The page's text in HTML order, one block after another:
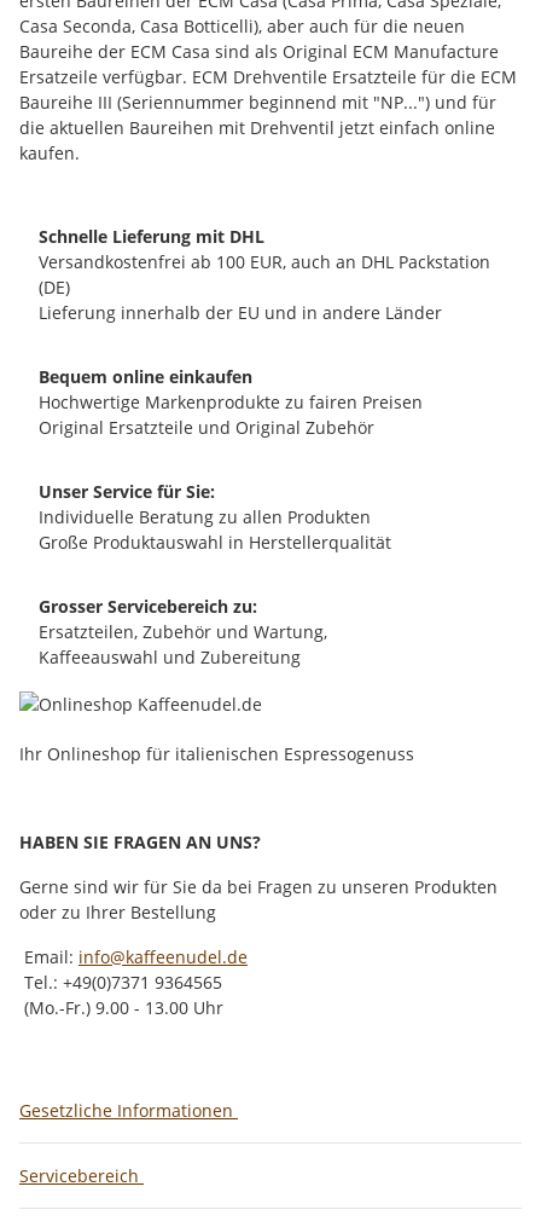
Casa Seconda, Casa Botticelli), aber auch für die neuen
Baureihe der ECM Casa sind als Original ECM Manufacture
Ersatzeile verfügbar. ECM Drehventile Ersatzteile für die ECM
Baureihe III (Seriennummer beginnend mit "NP...") und für
die aktuellen Baureihen mit Drehventil jetzt einfach online
kaufen.
Schnelle Lieferung mit DHL
Versandkostenfrei ab 100 EUR, auch an DHL Packstation
(DE)
Lieferung innerhalb der EU und in andere Länder
Bequem online einkaufen
Hochwertige Markenprodukte zu fairen Preisen
Original Ersatzteile und Original Zubehör
Unser Service für Sie:
Individuelle Beratung zu allen Produkten
Große Produktauswahl in Herstellerqualität
Grosser Servicebereich zu:
Ersatzteilen, Zubehör und Wartung,
Kaffeeauswahl und Zubereitung
Ihr Onlineshop für italienischen Espressogenuss
HABEN SIE FRAGEN AN UNS?
Gerne sind wir für Sie da bei Fragen zu unseren Produkten
oder zu Ihrer Bestellung
Email: info@kaffeenudel.de
Tel.: +49(0)7371 9364565
(Mo.-Fr.) 9.00 - 13.00 Uhr
Gesetzliche Informationen
Servicebereich